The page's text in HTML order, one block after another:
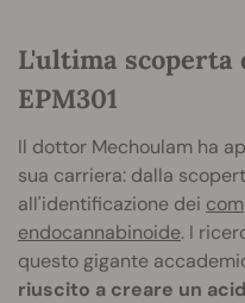
L'ultima scoperta
EPM301
Il dottor Mechoulam ha
sua carriera: dalla
all'identificazione dei
endocannabinoide. I
questo gigante
riuscito a creare un